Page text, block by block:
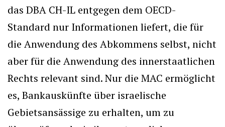
das DBA CH-IL entgegen dem OECD-
Standard nur Informationen liefert, die für
die Anwendung des Abkommens selbst, nicht
aber für die Anwendung des innerstaatlichen
Rechts relevant sind. Nur die MAC ermöglicht
es, Bankauskünfte über israelische
Gebietsansässige zu erhalten, um zu